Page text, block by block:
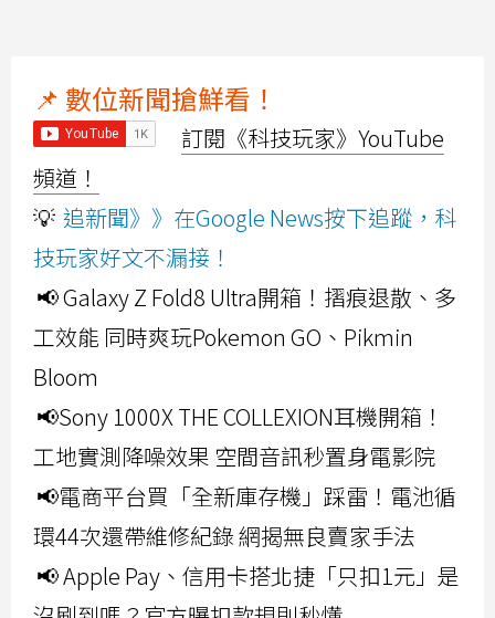
📌 數位新聞搶鮮看！
訂閱《科技玩家》YouTube
頻道！
💡 追新聞》》在Google News按下追蹤，科
技玩家好文不漏接！
📢 Galaxy Z Fold8 Ultra開箱！摺痕退散、多
工效能 同時爽玩Pokemon GO、Pikmin
Bloom
📢Sony 1000X THE COLLEXION耳機開箱！
工地實測降噪效果 空間音訊秒置身電影院
📢電商平台買「全新庫存機」踩雷！電池循
環44次還帶維修紀錄 網揭無良賣家手法
📢 Apple Pay、信用卡搭北捷「只扣1元」是